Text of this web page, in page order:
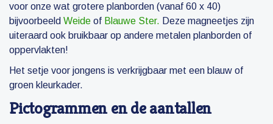
voor onze wat grotere planborden (vanaf 60 x 40)
bijvoorbeeld Weide of Blauwe Ster. Deze magneetjes zijn
uiteraard ook bruikbaar op andere metalen planborden of
oppervlakten!
Het setje voor jongens is verkrijgbaar met een blauw of
groen kleurkader.
Pictogrammen en de aantallen